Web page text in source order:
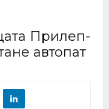
Прилеп-
автопат